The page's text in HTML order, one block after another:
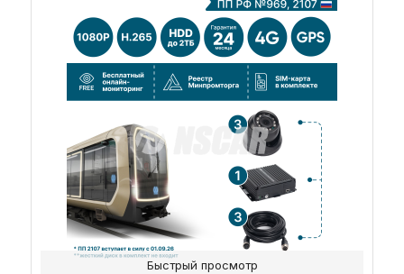
Быстрый просмотр